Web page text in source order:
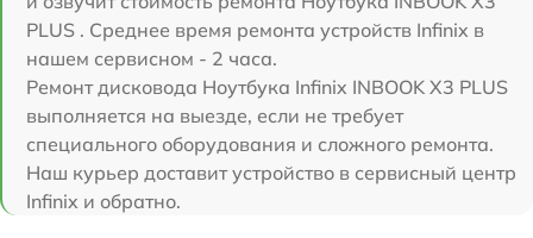
PLUS . Среднее время ремонта устройств Infinix в
нашем сервисном - 2 часа.
Ремонт дисковода Ноутбука Infinix INBOOK X3 PLUS
выполняется на выезде, если не требует
специального оборудования и сложного ремонта.
Наш курьер доставит устройство в сервисный центр
Infinix и обратно.